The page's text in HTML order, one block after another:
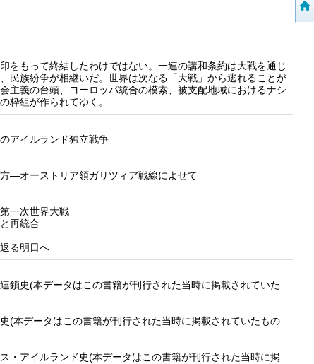
をもって終結したわけではない。一連の講和条約は大戦を通じ
民族紛争が相継いだ。世界は次なる「大戦」から逃れることが
主義の台頭、ヨーロッパ統合の模索、被支配地域におけるナシ
枠組が作られてゆく。
アイルランド独立戦争
―オーストリア領ガリツィア戦線によせて
一次世界大戦
再統合
る明日へ
史(本データはこの書籍が刊行された当時に掲載されていた
本データはこの書籍が刊行された当時に掲載されていたもの
アイルランド史(本データはこの書籍が刊行された当時に掲